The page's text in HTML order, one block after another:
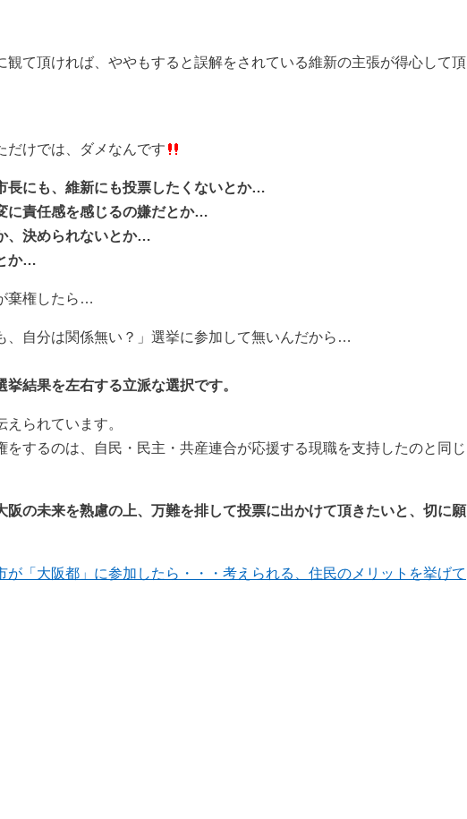
観て頂ければ、ややもすると誤解をされている維新の主張が得心して頂
だけでは、ダメなんです
長にも、維新にも投票したくないとか…
に責任感を感じるの嫌だとか…
、決められないとか…
か…
棄権したら…
、自分は関係無い？」選挙に参加して無いんだから…
結果を左右する立派な選択です。
られています。
をするのは、自民・民主・共産連合が応援する現職を支持したのと同じ
阪の未来を熟慮の上、万難を排して投票に出かけて頂きたいと、切に願
が「大阪都」に参加したら・・・考えられる、住民のメリットを挙げて